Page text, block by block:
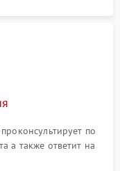
по
а также ответит на